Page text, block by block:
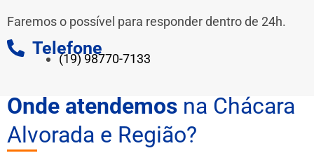
Faremos o possível para responder dentro de 24h.
Telefone
(19) 98770-7133
Onde atendemos na Chácara
Alvorada e Região?